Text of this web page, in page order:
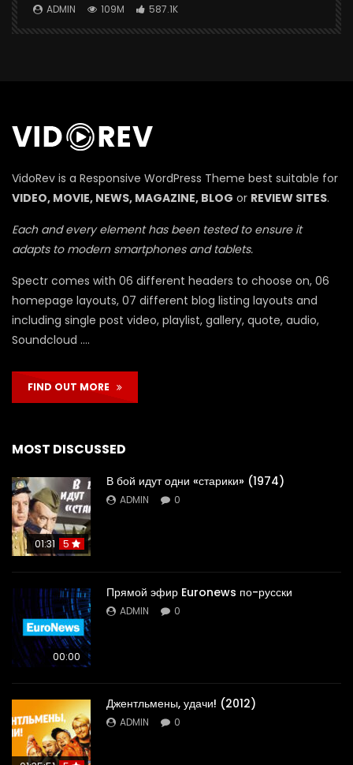
ADMIN 109M 587.1K
VidoRev is a Responsive WordPress Theme best suitable for
VIDEO, MOVIE, NEWS, MAGAZINE, BLOG or REVIEW SITES.
Each and every element has been tested to ensure it
adapts to modern smartphones and tablets.
Spectr comes with 06 different headers to choose on, 06
homepage layouts, 07 different blog listing layouts and
including single post video, playlist, gallery, quote, audio,
Soundcloud ….
FIND OUT MORE
MOST DISCUSSED
01:31 5
В бой идут одни «старики» (1974)
ADMIN 0
00:00
Прямой эфир Euronews по-русски
ADMIN 0
Джентльмены, удачи! (2012)
ADMIN 0